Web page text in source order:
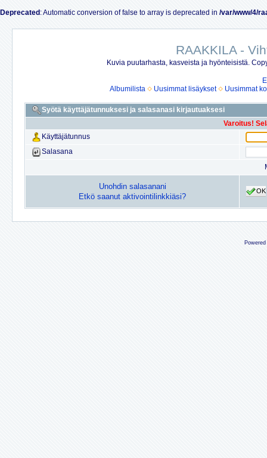
Deprecated : Automatic conversion of false to array is deprecated in /var/www/4/
RAAKKILA -
Kuvia puutarhasta, kasveista ja hyönteisistä.
Albumilista
Uusimmat lisäykset Uusimmat
Syötä käyttäjätunnuksesi ja salasanasi kirjautuaksesi
Varoitus!
Käyttäjätunnus
Salasana
Unohdin salasanani
Etkö saanut aktivointilinkkiäsi?
OK